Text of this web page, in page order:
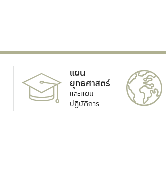
แผน
ยุทธศาสตร์
และแผน
ปฏิบัติการ